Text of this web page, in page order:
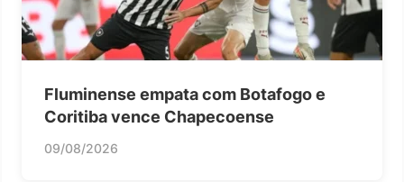
Fluminense empata com Botafogo e
Coritiba vence Chapecoense
09/08/2026